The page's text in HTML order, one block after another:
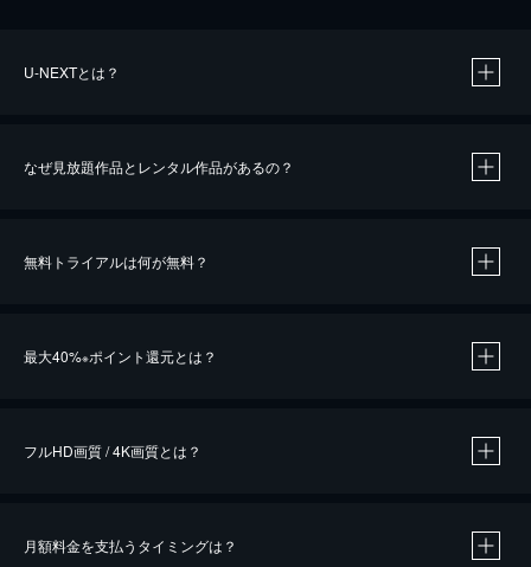
U-NEXTとは？
なぜ見放題作品とレンタル作品があるの？
無料トライアルは何が無料？
最大40%※ポイント還元とは？
※40％ポイント還元の対象は、クレジットカード決済による作品の購入 / レンタルです。
フルHD画質 / 4K画質とは？
月額料金を支払うタイミングは？